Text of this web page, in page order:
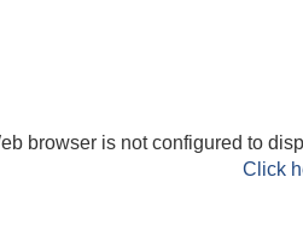
browser is not configured to
Click